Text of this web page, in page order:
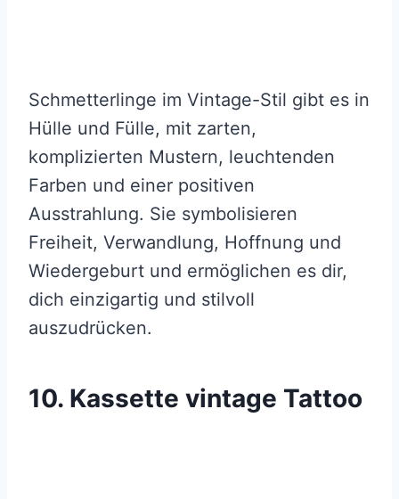
Schmetterlinge im Vintage-Stil gibt es in
Hülle und Fülle, mit zarten,
komplizierten Mustern, leuchtenden
Farben und einer positiven
Ausstrahlung. Sie symbolisieren
Freiheit, Verwandlung, Hoffnung und
Wiedergeburt und ermöglichen es dir,
dich einzigartig und stilvoll
auszudrücken.
10. Kassette vintage Tattoo